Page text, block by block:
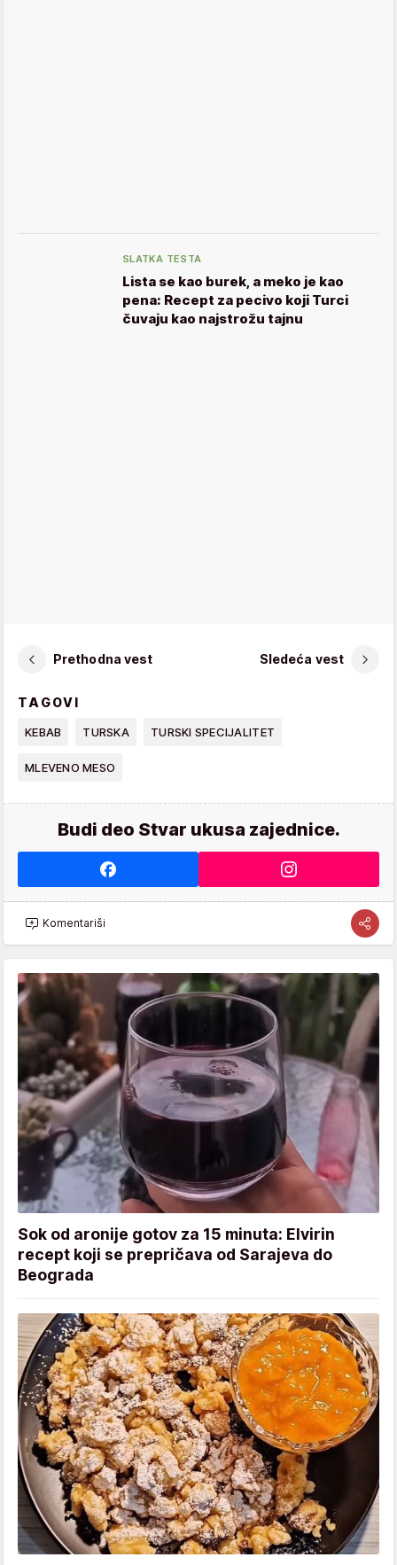
SLATKA TESTA
Lista se kao burek, a meko je kao
pena: Recept za pecivo koji Turci
čuvaju kao najstrožu tajnu
Prethodna vest Sledeća vest
TAGOVI
KEBAB TURSKA TURSKI SPECIJALITET
MLEVENO MESO
Budi deo Stvar ukusa zajednice.
Komentariši
Sok od aronije gotov za 15 minuta: Elvirin
recept koji se prepričava od Sarajeva do
Beograda